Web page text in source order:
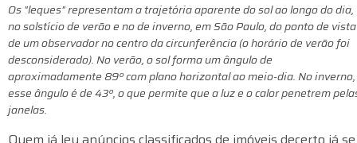
Os "leques" representam a trajetória aparente do sol ao longo do dia,
no solstício de verão e no de inverno, em São Paulo, do ponto de vista
de um observador no centro da circunferência (o horário de verão foi
desconsiderado). No verão, o sol forma um ângulo de
aproximadamente 89º com plano horizontal ao meio-dia. No inverno,
esse ângulo é de 43º, o que permite que a luz e o calor penetrem
janelas.